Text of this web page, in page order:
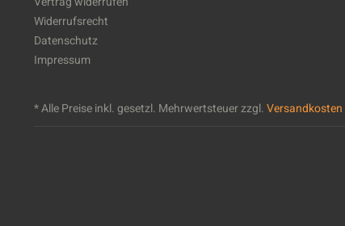
Widerrufsrecht
Datenschutz
Impressum
* Alle Preise inkl. gesetzl. Mehrwertsteuer zzgl.Versandkosten